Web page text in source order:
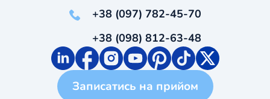
+38 (097) 782-45-70
+38 (098) 812-63-48
Записатись на прийом